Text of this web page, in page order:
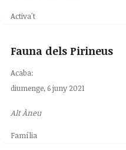
Activa't
Fauna dels Pirineus
Acaba:
diumenge, 6 juny 2021
Alt Àneu
Família